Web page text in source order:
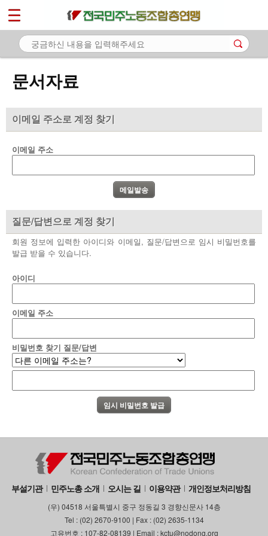
문서자료
이메일 주소로 계정 찾기
이메일 주소
질문/답변으로 계정 찾기
회원 정보에 입력한 아이디와 이메일, 질문/답변으로 임시 비밀번호를
발급 받을 수 있습니다.
아이디
이메일 주소
비밀번호 찾기 질문/답변
부설기관 민주노총 소개 오시는 길 이용약관 개인정보처리방침
(우) 04518 서울특별시 중구 정동길 3 경향신문사 14층
Tel : (02) 2670-9100 | Fax : (02) 2635-1134
고유번호 : 107-82-08139 | Email : kctu@nodong.org
마이페이지
소개
노동상담
자료
- 카드뉴스
부설기관